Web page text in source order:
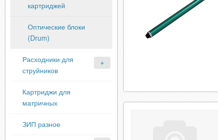
картриджей
Оптические блоки
(Drum)
Расходники для
струйников
Картриджи для
матричных
ЗИП разное